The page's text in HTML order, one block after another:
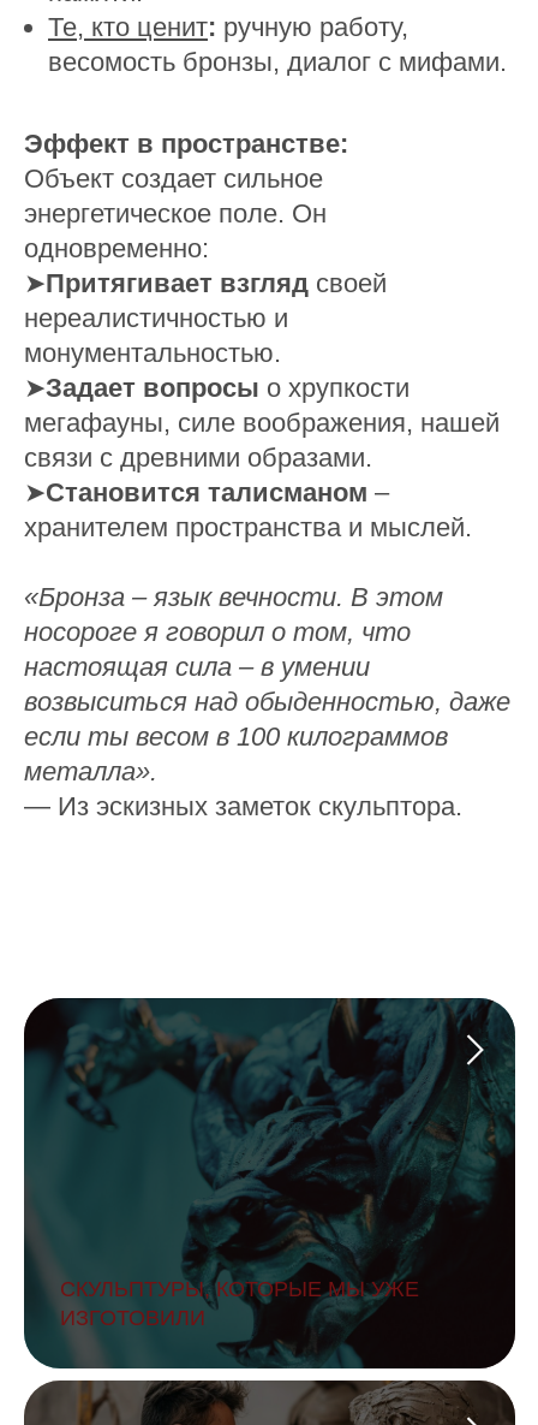
Те, кто ценит: ручную работу,
весомость бронзы, диалог с мифами.
Эффект в пространстве:
Объект создает сильное
энергетическое поле. Он
одновременно:
➤Притягивает взгляд своей
нереалистичностью и
монументальностью.
➤Задает вопросы о хрупкости
мегафауны, силе воображения, нашей
связи с древними образами.
➤Становится талисманом –
хранителем пространства и мыслей.
«Бронза – язык вечности. В этом
носороге я говорил о том, что
настоящая сила – в умении
возвыситься над обыденностью, даже
если ты весом в 100 килограммов
металла».
— Из эскизных заметок скульптора.
СКУЛЬПТУРЫ, КОТОРЫЕ МЫ УЖЕ
ИЗГОТОВИЛИ